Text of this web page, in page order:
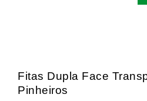
Fitas Dupla Face
Pinheiros